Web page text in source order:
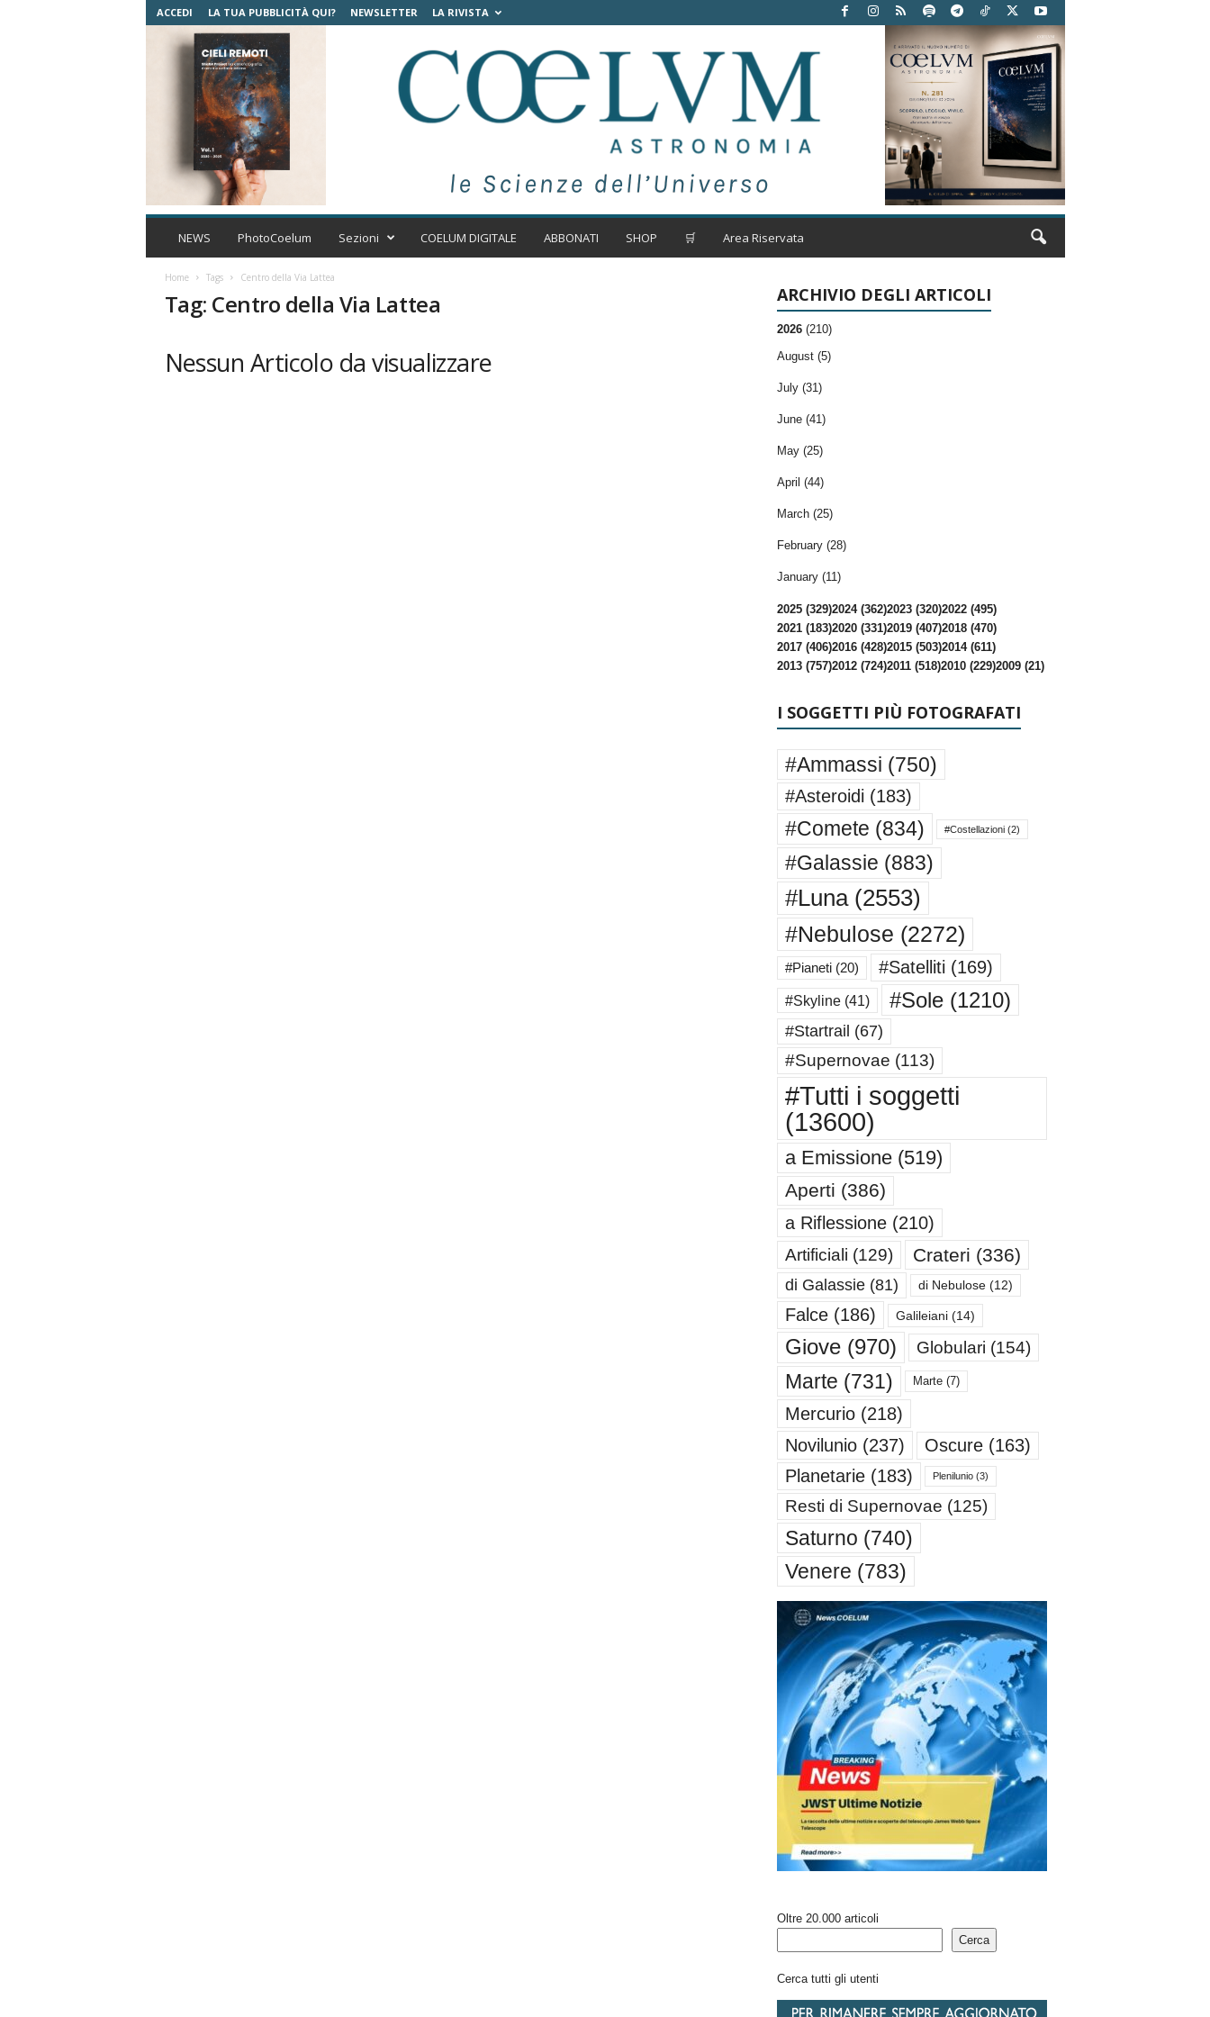
ACCEDI LA TUA PUBBLICITÀ QUI? NEWSLETTER LA RIVISTA
C
m
t
NEWS PhotoCoelum Sezioni COELUM DIGITALE ABBONATI SHOP 🛒 Area Riservata
Home Tags Centro della Via Lattea
Tag: Centro della Via Lattea
Nessun Articolo da visualizzare
ARCHIVIO DEGLI ARTICOLI
2026 (210)
August (5)
July (31)
June (41)
May (25)
April (44)
March (25)
February (28)
January (11)
2025 (329)2024 (362)2023 (320)2022 (495)
2021 (183)2020 (331)2019 (407)2018 (470)
2017 (406)2016 (428)2015 (503)2014 (611)
2013 (757)2012 (724)2011 (518)2010 (229)2009 (21)
I SOGGETTI PIÙ FOTOGRAFATI
#Ammassi (750)
#Asteroidi (183)
#Comete (834) #Costellazioni(2)
#Galassie (883)
#Luna(2553)
#Nebulose (2272)
#Pianeti(20) #Satelliti (169)
#Skyline(41) #Sole(1210)
#Startrail (67)
#Supernovae (113)
#Tutti i soggetti
(13600)
a Emissione(519)
Aperti (386)
a Riflessione(210)
Artificiali (129) Crateri (336)
di Galassie(81) di Nebulose(12)
Falce(186) Galileiani(14)
Giove(970) Globulari (154)
Marte (731) Marte(7)
Mercurio(218)
Novilunio(237) Oscure(163)
Planetarie(183) Plenilunio(3)
Resti di Supernovae (125)
Saturno (740)
Venere (783)
Oltre 20.000 articoli
Cerca
Cerca tutti gli utenti